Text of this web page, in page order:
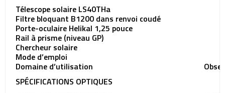
Télescope solaire LS40THa
Filtre bloquant B1200 dans renvoi coudé
Porte-oculaire Helikal 1,25 pouce
Rail à prisme (niveau GP)
Chercheur solaire
Mode d’emploi
Domaine d’utilisation
SPÉCIFICATIONS OPTIQUES